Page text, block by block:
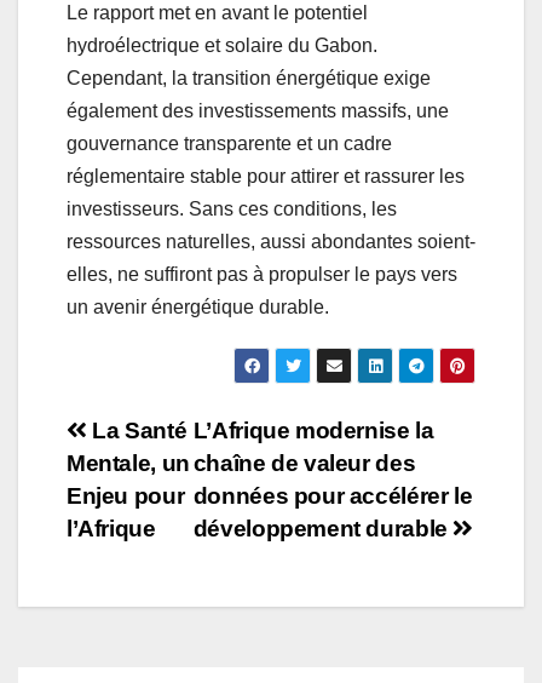
Le rapport met en avant le potentiel
hydroélectrique et solaire du Gabon.
Cependant, la transition énergétique exige
également des investissements massifs, une
gouvernance transparente et un cadre
réglementaire stable pour attirer et rassurer les
investisseurs. Sans ces conditions, les
ressources naturelles, aussi abondantes soient-
elles, ne suffiront pas à propulser le pays vers
un avenir énergétique durable.
L’Afrique modernise la
chaîne de valeur des
données pour accélérer le
développement durable
La Santé
Mentale, un
Enjeu pour
l’Afrique